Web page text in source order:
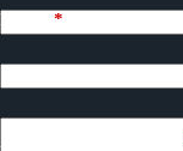
E-mail *